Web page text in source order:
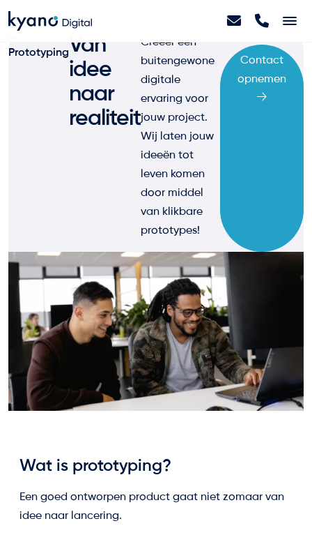
Home
Projecten
Over ons
Contact
Prototyping Van
idee
naar
realiteit
Creëer een
buitengewone
digitale
ervaring voor
jouw project.
Wij laten jouw
ideeën tot
leven komen
door middel
van klikbare
prototypes!
Contact
opnemen
Wat is prototyping?
Een goed ontworpen product gaat niet zomaar van
idee naar lancering.